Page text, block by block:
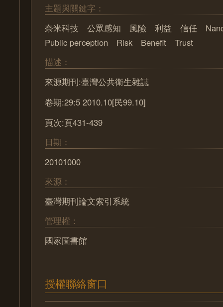
主題與關鍵字：
奈米科技 公眾感知 風險 利益 信任
Public perception Risk Benefit Trust
描述：
來源期刊:臺灣公共衛生雜誌
卷期:29:5 2010.10[民99.10]
頁次:頁431-439
日期：
20101000
來源：
臺灣期刊論文索引系統
管理權：
國家圖書館
授權聯絡窗口